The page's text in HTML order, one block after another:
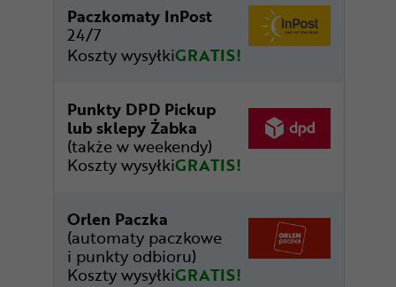
Paczkomaty InPost
24/7
Koszty wysyłkiGRATIS!
Punkty DPD Pickup
lub sklepy Żabka
(także w weekendy)
Koszty wysyłkiGRATIS!
Orlen Paczka
(automaty paczkowe
i punkty odbioru)
Koszty wysyłkiGRATIS!